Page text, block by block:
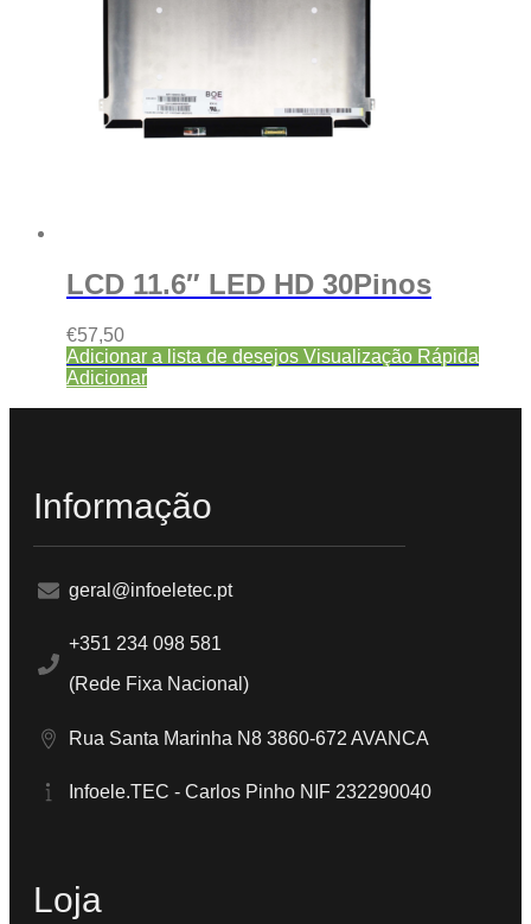
LCD 11.6″ LED HD 30Pinos
€57,50
Adicionar a lista de desejos Visualização Rápida
Adicionar
Informação
geral@infoeletec.pt
+351 234 098 581
(Rede Fixa Nacional)
Rua Santa Marinha N8 3860-672 AVANCA
Infoele.TEC - Carlos Pinho NIF 232290040
Loja